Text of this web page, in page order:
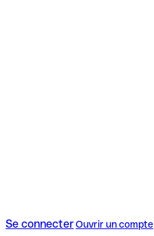
Se connecterOuvrir un compte